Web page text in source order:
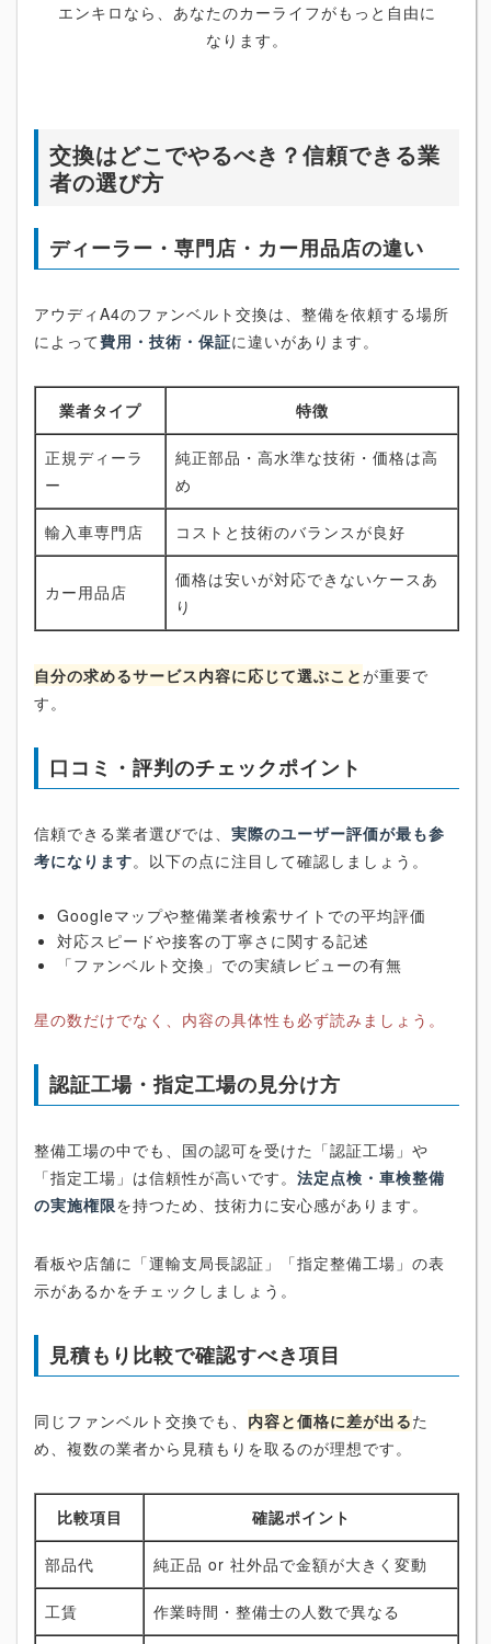
エンキロなら、あなたのカーライフがもっと自由に
なります。
交換はどこでやるべき？信頼できる業
者の選び方
ディーラー・専門店・カー用品店の違い
アウディA4のファンベルト交換は、整備を依頼する場所
によって費用・技術・保証に違いがあります。
業者タイプ 特徴
正規ディーラ
ー
純正部品・高水準な技術・価格は高
め
輸入車専門店 コストと技術のバランスが良好
カー用品店
価格は安いが対応できないケースあ
り
自分の求めるサービス内容に応じて選ぶことが重要で
す。
口コミ・評判のチェックポイント
信頼できる業者選びでは、 実際のユーザー評価が最も参
考になります。以下の点に注目して確認しましょう。
Googleマップや整備業者検索サイトでの平均評価
対応スピードや接客の丁寧さに関する記述
「ファンベルト交換」での実績レビューの有無
星の数だけでなく、内容の具体性も必ず読みましょう。
認証工場・指定工場の見分け方
整備工場の中でも、国の認可を受けた「認証工場」や
「指定工場」は信頼性が高いです。 法定点検・車検整備
の実施権限を持つため、技術力に安心感があります。
看板や店舗に「運輸支局長認証」「指定整備工場」の表
示があるかをチェックしましょう。
見積もり比較で確認すべき項目
同じファンベルト交換でも、 内容と価格に差が出るた
め、複数の業者から見積もりを取るのが理想です。
比較項目 確認ポイント
部品代 純正品 or 社外品で金額が大きく変動
工賃 作業時間・整備士の人数で異なる